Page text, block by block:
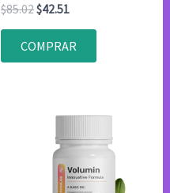
Valorado
con
4.75
$85.02El
original
era:
$42.51El
actual
es:
COMPRAR